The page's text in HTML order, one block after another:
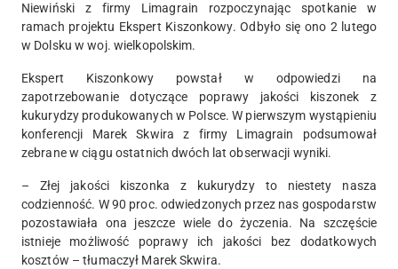
Niewiński z firmy Limagrain rozpoczynając spotkanie w
ramach projektu Ekspert Kiszonkowy. Odbyło się ono 2 lutego
w Dolsku w woj. wielkopolskim.
Ekspert Kiszonkowy powstał w odpowiedzi na
zapotrzebowanie dotyczące poprawy jakości kiszonek z
kukurydzy produkowanych w Polsce. W pierwszym wystąpieniu
konferencji Marek Skwira z firmy Limagrain podsumował
zebrane w ciągu ostatnich dwóch lat obserwacji wyniki.
– Złej jakości kiszonka z kukurydzy to niestety nasza
codzienność. W 90 proc. odwiedzonych przez nas gospodarstw
pozostawiała ona jeszcze wiele do życzenia. Na szczęście
istnieje możliwość poprawy ich jakości bez dodatkowych
kosztów – tłumaczył Marek Skwira.